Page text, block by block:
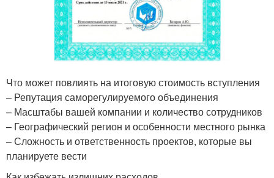
Что может повлиять на итоговую стоимость вступления
– Репутация саморегулируемого объединения
– Масштабы вашей компании и количество сотрудников
– Географический регион и особенности местного рынка
– Сложность и ответственность проектов, которые вы
планируете вести